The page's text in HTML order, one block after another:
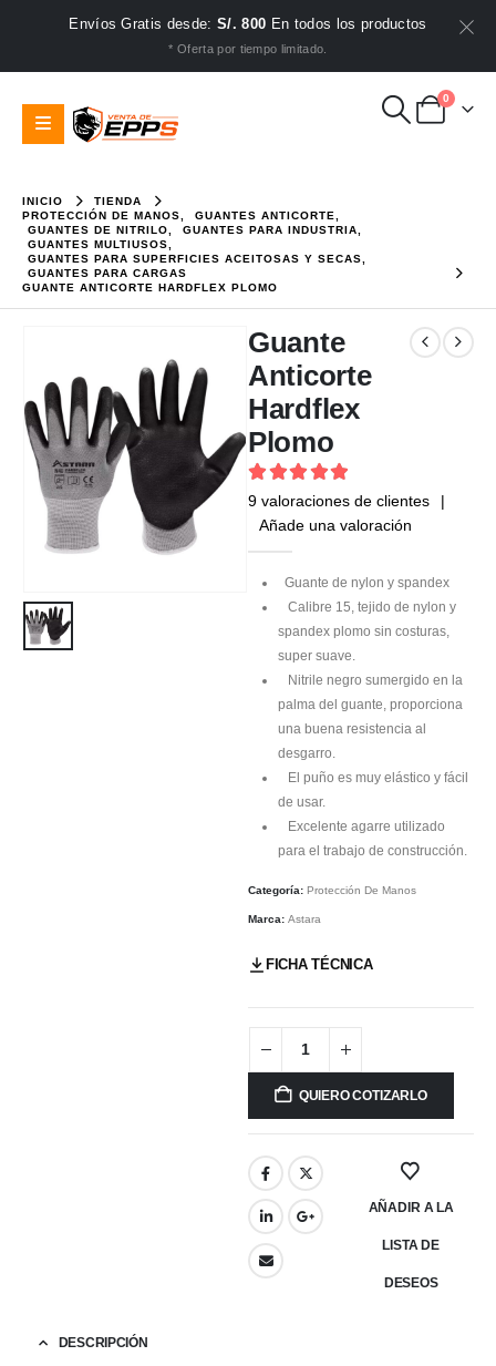
Envíos Gratis desde:S/. 800 En todos los productos
* Oferta por tiempo limitado.
0
INICIO
TIENDA
PROTECCIÓN DE MANOS
GUANTES ANTICORTE
GUANTES DE NITRILO
GUANTES PARA INDUSTRIA
GUANTES MULTIUSOS
GUANTES PARA SUPERFICIES ACEITOSAS Y SECAS
GUANTES PARA CARGAS
GUANTE ANTICORTE HARDFLEX PLOMO
Guante
Anticorte
Hardflex
Plomo
5 out of 5
9 valoraciones de clientes
|
Añade una valoración
Guante de nylon y spandex
Calibre 15, tejido de nylon y
spandex plomo sin costuras,
super suave.
Nitrile negro sumergido en la
palma del guante, proporciona
una buena resistencia al
desgarro.
El puño es muy elástico y fácil
de usar.
Excelente agarre utilizado
para el trabajo de construcción.
Categoría: Protección De Manos
Marca: Astara
FICHA TÉCNICA
QUIERO COTIZARLO
AÑADIR A LA
LISTA DE
DESEOS
DESCRIPCIÓN